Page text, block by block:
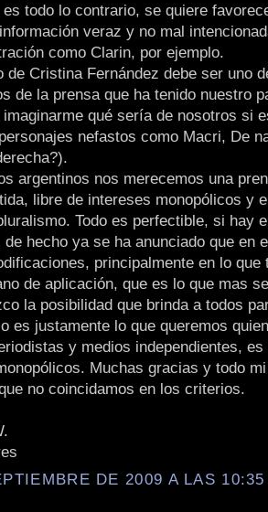
todo lo contrario, se quiere
veraz y no mal
como Clarin, por ejemplo.
de Cristina Fernández debe ser uno
de la prensa que ha tenido nuestro
qué sería de nosotros si
nefastos como Macri, De
argentinos nos merecemos una
libre de intereses monopólicos y
Todo es perfectible, si hay
hecho ya se ha anunciado que en
principalmente en lo que
de aplicación, que es lo que mas
la posibilidad que brinda a todos
es justamente lo que queremos
y medios independientes,
Muchas gracias y todo
no coincidamos en los criterios.
DE 2009 A LAS 10:35